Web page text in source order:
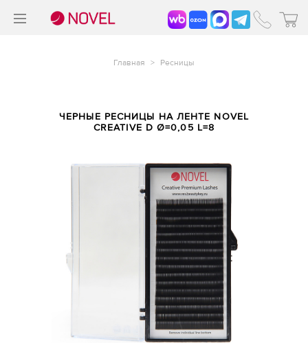
Главная > Ресницы
ЧЕРНЫЕ РЕСНИЦЫ НА ЛЕНТЕ NOVEL
CREATIVE D Ø=0,05 L=8